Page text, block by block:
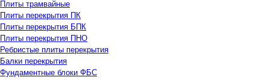
Плиты трамвайные
Плиты перекрытия ПК
Плиты перекрытия БПК
Плиты перекрытия ПНО
Ребристые плиты перекрытия
Балки перекрытия
Фундаментные блоки ФБС